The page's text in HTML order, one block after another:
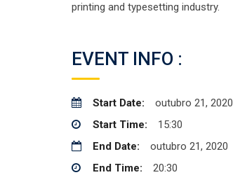
printing and typesetting industry.
EVENT INFO :
Start Date:
outubro 21, 2020
Start Time:
15:30
End Date:
outubro 21, 2020
End Time:
20:30